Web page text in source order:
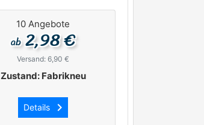
10 Angebote
ab2,98 €
Versand: 6,90 €
Zustand: Fabrikneu
Details keyboard_arrow_right